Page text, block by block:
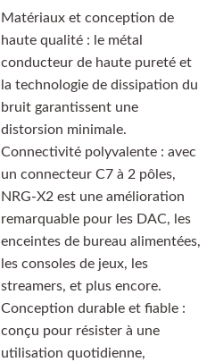
Matériaux et conception de
haute qualité : le métal
conducteur de haute pureté et
la technologie de dissipation du
bruit garantissent une
distorsion minimale.
Connectivité polyvalente : avec
un connecteur C7 à 2 pôles,
NRG-X2 est une amélioration
remarquable pour les DAC, les
enceintes de bureau alimentées,
les consoles de jeux, les
streamers, et plus encore.
Conception durable et fiable :
conçu pour résister à une
utilisation quotidienne,